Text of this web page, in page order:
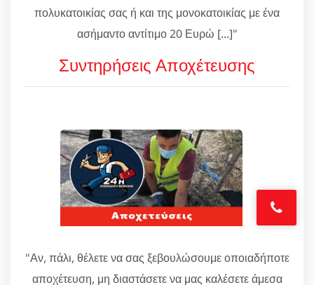
πολυκατοικίας σας ή και της μονοκατοικίας με ένα
ασήμαντο αντίτιμο 20 Ευρώ [...]"
Συντηρήσεις Αποχέτευσης
"Αν, πάλι, θέλετε να σας ξεβουλώσουμε οποιαδήποτε
αποχέτευση, μη διαστάσετε να μας καλέσετε άμεσα